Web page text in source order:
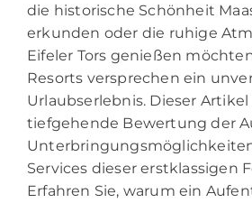
die historische Schönheit
erkunden oder die ruhige
Eifeler Tors genießen
Resorts versprechen ein
Urlaubserlebnis. Dieser
tiefgehende Bewertung der
Services dieser erstklassigen
Erfahren Sie, warum ein